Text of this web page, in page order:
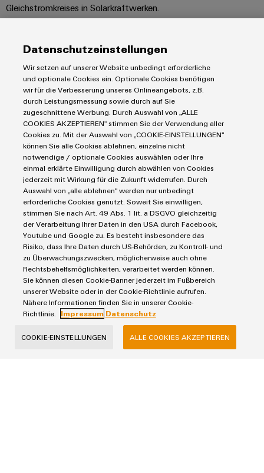
Gleichstromkreises in Solarkraftwerken.
Produkte
IIoT & Automation Software
Industriedrucker
Koppelrelais
Leiterplattensteckverbinder und Leiterplattenklemmen
Markierungssysteme
Reihenklemmen
Stromversorgungen
Lösungen & Technologien
Automatisierung
Industrial IoT
Industrial Security
Single Pair Ethernet
Smart Metering
SNAP IN Anschlusstechnologie
Workplace Solutions
Service
Connectivity Consulting
eShop / Digitale Bestellmöglichkeiten
Engineering-Daten
PCB Connector Services
Support Center
Technische Produktkataloge
Weidmüller Configurator
Industrien
Datencenter
Gerätehersteller
Maschinenbau
Photovoltaik
Wasserstoff
Weidmüller Industry Match
Windenergie
Impressum
Einkaufs- /Lieferanteninformationen
Datenschutzerklärung
Cookie Richtlinie
Cookie Einstellungen
Weidmüller GmbH & Co KG
Datenschutzeinstellungen
Wir setzen auf unserer Website unbedingt erforderliche
und optionale Cookies ein. Optionale Cookies benötigen
wir für die Verbesserung unseres Onlineangebots, z.B.
durch Leistungsmessung sowie durch auf Sie
zugeschnittene Werbung. Durch Auswahl von „ALLE
COOKIES AKZEPTIEREN“ stimmen Sie der Verwendung aller
Cookies zu. Mit der Auswahl von „COOKIE-EINSTELLUNGEN“
können Sie alle Cookies ablehnen, einzelne nicht
notwendige / optionale Cookies auswählen oder Ihre
einmal erklärte Einwilligung durch abwählen von Cookies
jederzeit mit Wirkung für die Zukunft widerrufen. Durch
Auswahl von „alle ablehnen“ werden nur unbedingt
erforderliche Cookies genutzt. Soweit Sie einwilligen,
stimmen Sie nach Art. 49 Abs. 1 lit. a DSGVO gleichzeitig
der Verarbeitung Ihrer Daten in den USA durch Facebook,
Youtube und Google zu. Es besteht insbesondere das
Risiko, dass Ihre Daten durch US-Behörden, zu Kontroll- und
zu Überwachungszwecken, möglicherweise auch ohne
Rechtsbehelfsmöglichkeiten, verarbeitet werden können.
Sie können diesen Cookie-Banner jederzeit im Fußbereich
unserer Website oder in der Cookie-Richtlinie aufrufen.
Nähere Informationen finden Sie in unserer Cookie-
Richtlinie.
Impressum Datenschutz
COOKIE-EINSTELLUNGEN ALLE COOKIES AKZEPTIEREN